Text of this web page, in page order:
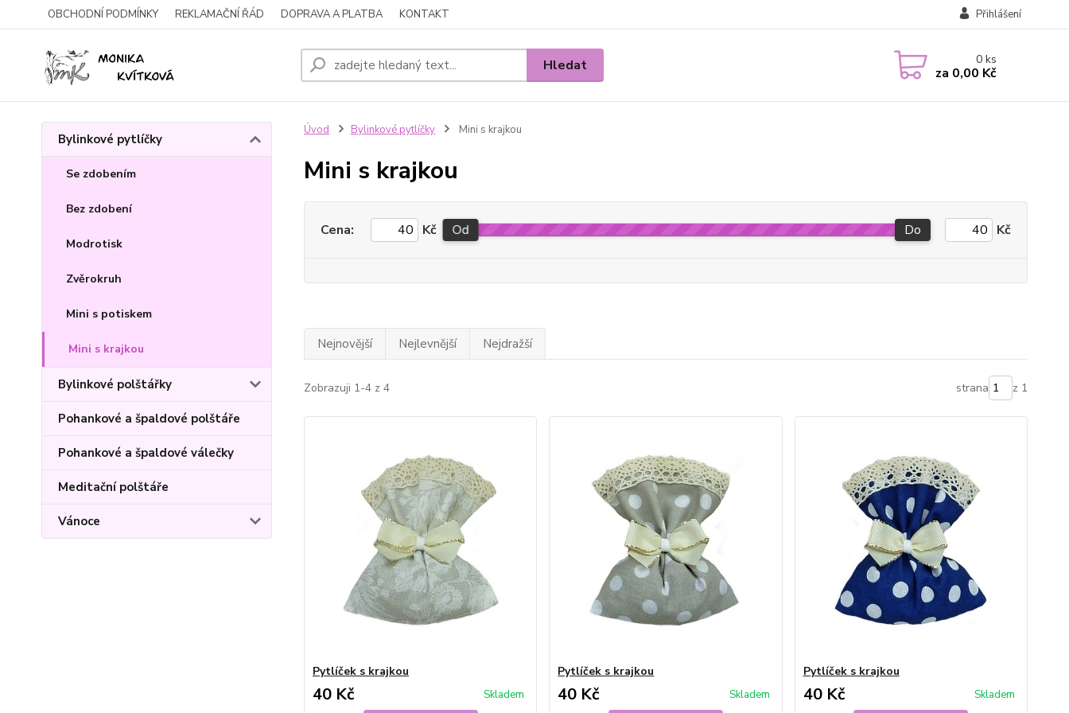
OBCHODNÍ PODMÍNKY REKLAMAČNÍ ŘÁD DOPRAVA A PLATBA KONTAKT Přihlášení
Hledat 0ks
za 0,00 Kč
Bylinkové pytlíčky
Se zdobením
Bez zdobení
Modrotisk
Zvěrokruh
Mini s potiskem
Mini s krajkou
Bylinkové polštářky
Pohankové a špaldové polštáře
Pohankové a špaldové válečky
Meditační polštáře
Vánoce
Úvod Bylinkové pytlíčky Mini s krajkou
Mini s krajkou
Cena: Kč Od Do Kč
Nejnovější Nejlevnější Nejdražší
Zobrazuji 1-4 z 4 strana z 1
Pytlíček s krajkou
40 Kč Skladem
Pytlíček s krajkou
40 Kč Skladem
Pytlíček s krajkou
40 Kč Skladem